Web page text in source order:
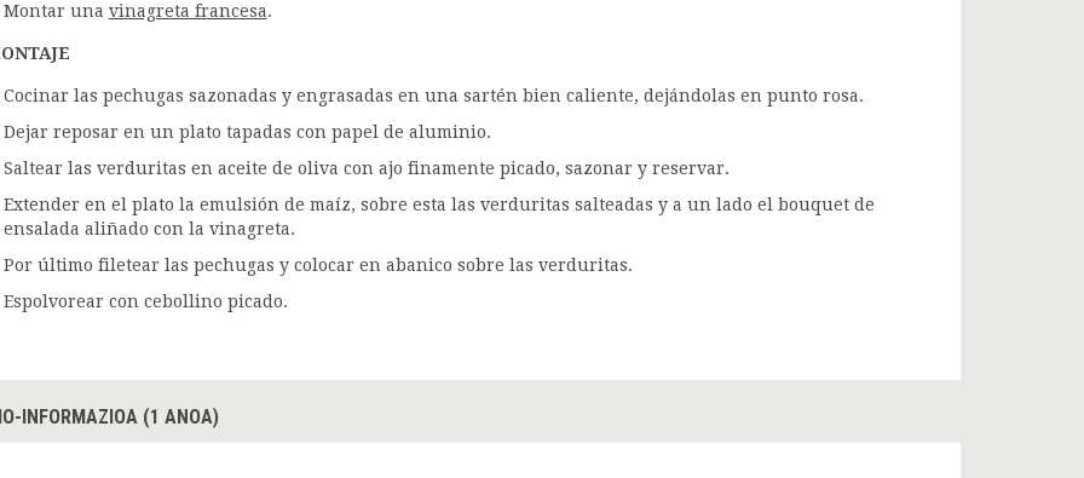
Montar una vinagreta francesa.
Cocinar las pechugas sazonadas y engrasadas en una sartén bien caliente, dejándolas en punto rosa.
Dejar reposar en un plato tapadas con papel de aluminio.
Saltear las verduritas en aceite de oliva con ajo finamente picado, sazonar y reservar.
Extender en el plato la emulsión de maíz, sobre esta las verduritas salteadas y a un lado el bouquet de
ensalada aliñado con la vinagreta.
Por último filetear las pechugas y colocar en abanico sobre las verduritas.
Espolvorear con cebollino picado.
INFORMAZIOA (1 ANOA)